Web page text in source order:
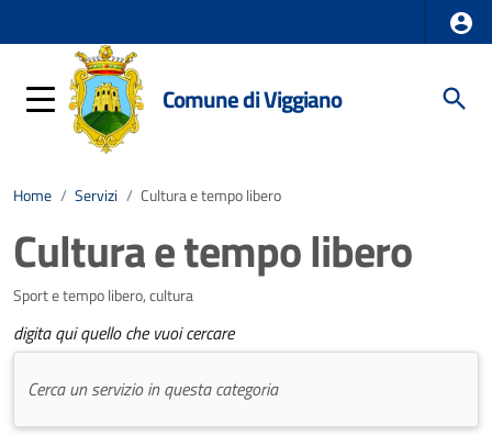
Comune di Viggiano
Home / Servizi / Cultura e tempo libero
Cultura e tempo libero
Sport e tempo libero, cultura
digita qui quello che vuoi cercare